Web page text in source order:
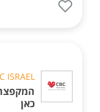
ISRAEL
כאן